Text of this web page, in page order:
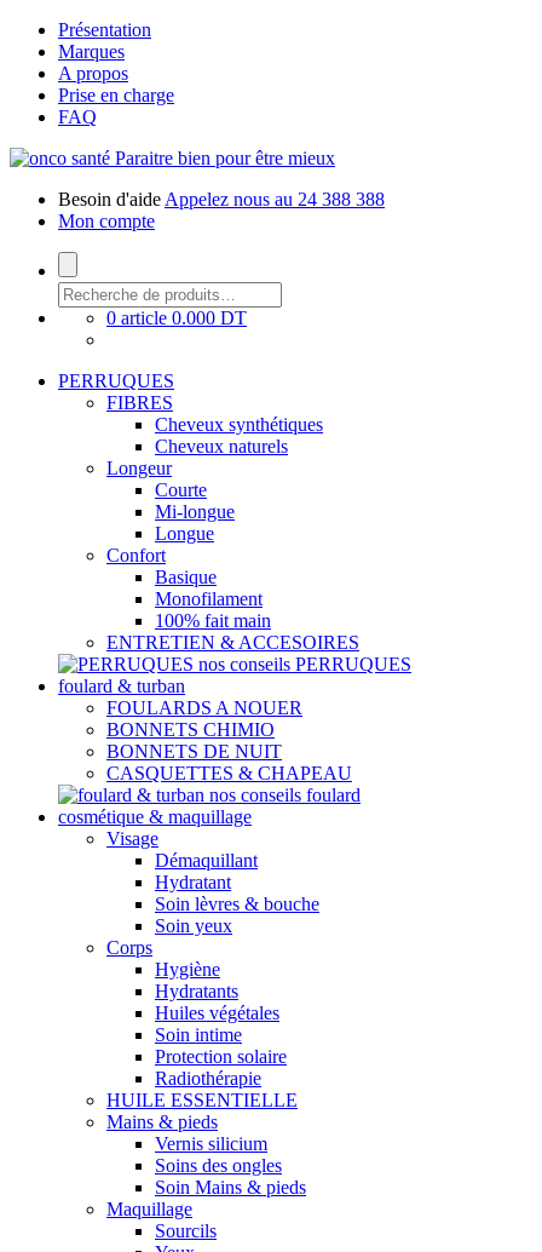
Présentation
Marques
A propos
Prise en charge
FAQ
Paraitre bien pour être mieux
Besoin d'aide Appelez nous au 24 388 388
Mon compte
0 article 0.000 DT
PERRUQUES
FIBRES
Cheveux synthétiques
Cheveux naturels
Longeur
Courte
Mi-longue
Longue
Confort
Basique
Monofilament
100% fait main
ENTRETIEN & ACCESOIRES
nos conseils PERRUQUES
foulard & turban
FOULARDS A NOUER
BONNETS CHIMIO
BONNETS DE NUIT
CASQUETTES & CHAPEAU
nos conseils foulard
cosmétique & maquillage
Visage
Démaquillant
Hydratant
Soin lèvres & bouche
Soin yeux
Corps
Hygiène
Hydratants
Huiles végétales
Soin intime
Protection solaire
Radiothérapie
HUILE ESSENTIELLE
Mains & pieds
Vernis silicium
Soins des ongles
Soin Mains & pieds
Maquillage
Sourcils